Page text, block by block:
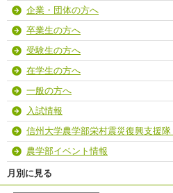
企業・団体の方へ
卒業生の方へ
受験生の方へ
在学生の方へ
一般の方へ
入試情報
信州大学農学部栄村震災復興支援
農学部イベント情報
月別に見る